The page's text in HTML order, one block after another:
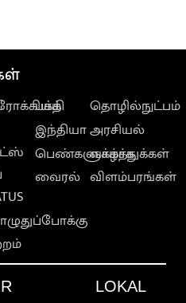
பக்தி
இந்தியா
பெண்களுக்காக
வைரல்
தொழில்நுட்பம்
அரசியல்
வாழ்த்துக்கள்
விளம்பரங்கள்
LOKAL